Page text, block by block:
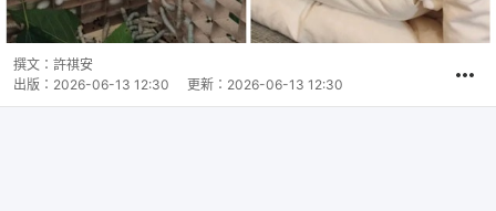
撰文： 許祺安
出版： 2026-06-13 12:30 更新： 2026-06-13 12:30